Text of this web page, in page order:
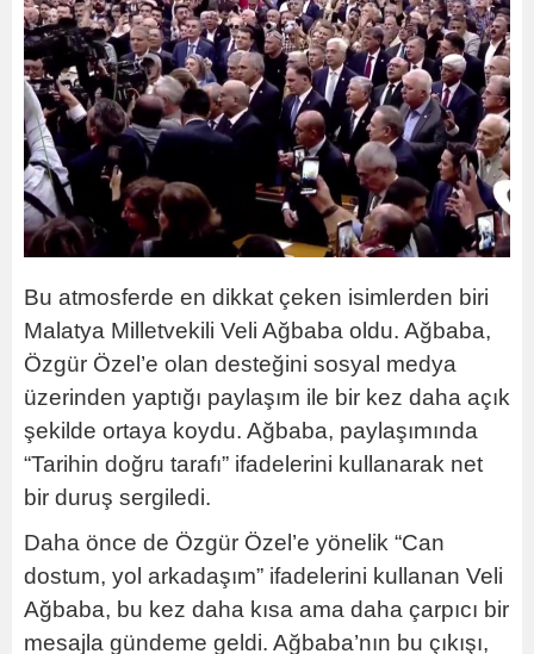
Bu atmosferde en dikkat çeken isimlerden biri
Malatya Milletvekili Veli Ağbaba oldu. Ağbaba,
Özgür Özel’e olan desteğini sosyal medya
üzerinden yaptığı paylaşım ile bir kez daha açık
şekilde ortaya koydu. Ağbaba, paylaşımında
“Tarihin doğru tarafı” ifadelerini kullanarak net
bir duruş sergiledi.
Daha önce de Özgür Özel’e yönelik “Can
dostum, yol arkadaşım” ifadelerini kullanan Veli
Ağbaba, bu kez daha kısa ama daha çarpıcı bir
mesajla gündeme geldi. Ağbaba’nın bu çıkışı,